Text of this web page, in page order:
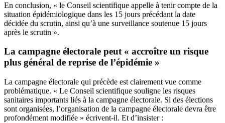
En conclusion, « le Conseil scientifique appelle à tenir compte de la
situation épidémiologique dans les 15 jours précédant la date
décidée du scrutin, ainsi qu’à une surveillance soutenue 15 jours
après le scrutin ».
La campagne électorale peut « accroître un risque
plus général de reprise de l’épidémie »
La campagne électorale qui précède est clairement vue comme
problématique. « Le Conseil scientifique souligne les risques
sanitaires importants liés à la campagne électorale. Si des élections
sont organisées, l’organisation de la campagne électorale devra être
profondément modifiée » écrivent-il. Et d’insister :